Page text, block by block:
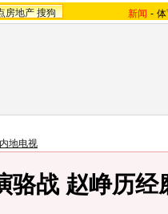
房地产 搜狗 新闻 -
内地电视
骆战 赵峥历